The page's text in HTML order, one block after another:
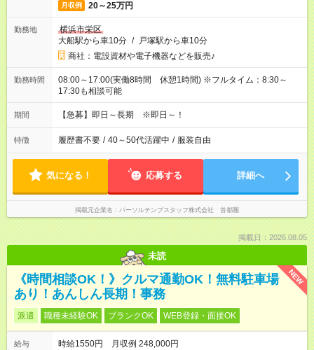
月収例 20～25万円
勤務地
横浜市栄区
大船駅から車10分 / 戸塚駅から車10分
商社：電設資材や電子機器などを販売♪
勤務時間
08:00～17:00(実働8時間 休憩1時間) ※フルタイム：8:30～
17:30も相談可能
期間 【急募】即日～長期 ※即日～！
特徴 履歴書不要 / 40～50代活躍中 / 服装自由
気になる！ 応募する 詳細へ
掲載元企業名 パーソルテンプスタッフ株式会社 首都圏
掲載日：2026.08.05
未読
NEW
《時間相談OK！》クルマ通勤OK！無料駐車場
あり！あんしん長期！事務
派遣 職種未経験OK ブランクOK WEB登録・面接OK
給与
時給1550円 月収例 248,000円